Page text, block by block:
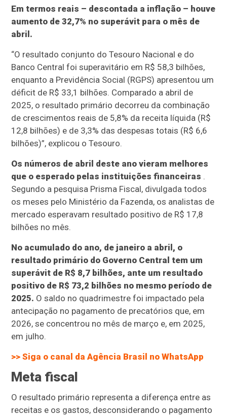
Em termos reais – descontada a inflação – houve
aumento de 32,7% no superávit para o mês de
abril.
“O resultado conjunto do Tesouro Nacional e do
Banco Central foi superavitário em R$ 58,3 bilhões,
enquanto a Previdência Social (RGPS) apresentou um
déficit de R$ 33,1 bilhões. Comparado a abril de
2025, o resultado primário decorreu da combinação
de crescimentos reais de 5,8% da receita líquida (R$
12,8 bilhões) e de 3,3% das despesas totais (R$ 6,6
bilhões)”, explicou o Tesouro.
Os números de abril deste ano vieram melhores
que o esperado pelas instituições financeiras .
Segundo a pesquisa Prisma Fiscal, divulgada todos
os meses pelo Ministério da Fazenda, os analistas de
mercado esperavam resultado positivo de R$ 17,8
bilhões no mês.
No acumulado do ano, de janeiro a abril, o
resultado primário do Governo Central tem um
superávit de R$ 8,7 bilhões, ante um resultado
positivo de R$ 73,2 bilhões no mesmo período de
2025. O saldo no quadrimestre foi impactado pela
antecipação no pagamento de precatórios que, em
2026, se concentrou no mês de março e, em 2025,
em julho.
>> Siga o canal daAgência Brasil no WhatsApp
Meta fiscal
O resultado primário representa a diferença entre as
receitas e os gastos, desconsiderando o pagamento